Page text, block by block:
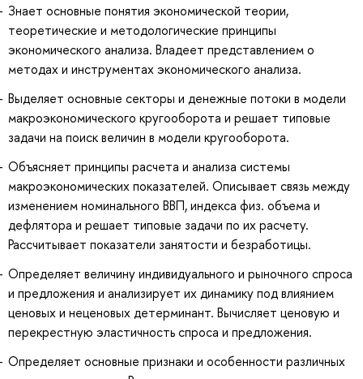
Знает основные понятия экономической теории,
теоретические и методологические принципы
экономического анализа. Владеет представлением о
методах и инструментах экономического анализа.
Выделяет основные секторы и денежные потоки в модели
макроэкономического кругооборота и решает типовые
задачи на поиск величин в модели кругооборота.
Объясняет принципы расчета и анализа системы
макроэкономических показателей. Описывает связь между
изменением номинального ВВП, индекса физ. объема и
дефлятора и решает типовые задачи по их расчету.
Рассчитывает показатели занятости и безработицы.
Определяет величину индивидуального и рыночного спроса
и предложения и анализирует их динамику под влиянием
ценовых и неценовых детерминант. Вычисляет ценовую и
перекрестную эластичность спроса и предложения.
Определяет основные признаки и особенности различных